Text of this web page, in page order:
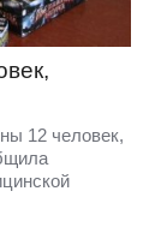
12 человек,